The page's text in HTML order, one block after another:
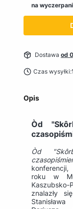
na
Dostawa od
Czas wysyłki:
Opis
Òd
Òd
roku w
Kaszubsko-
znalazły